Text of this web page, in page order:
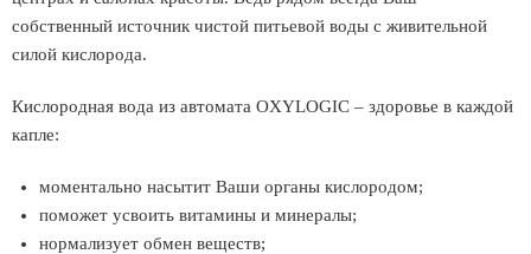
собственный источник чистой питьевой воды с живительной
силой кислорода.
Кислородная вода из автомата OXYLOGIC – здоровье в каждой
капле:
моментально насытит Ваши органы кислородом;
поможет усвоить витамины и минералы;
нормализует обмен веществ;